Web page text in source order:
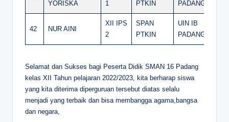
YORISKA
1
PTKIN
PADANG
42 NUR AINI
XII IPS
2
SPAN
PTKIN
UIN IB
PADANG
Selamat dan Sukses bagi Peserta Didik SMAN 16 Padang
kelas XII Tahun pelajaran 2022/2023, kita berharap siswa
yang kita diterima diperguruan tersebut diatas selalu
menjadi yang terbaik dan bisa membangga agama,bangsa
dan negara,